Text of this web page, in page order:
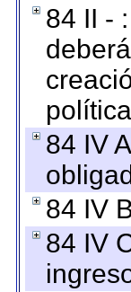
84 II -
84 IV
84 IV
84 IV